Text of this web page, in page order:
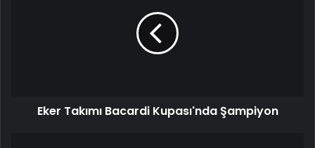
Eker Takımı Bacardi Kupası'nda Şampiyon